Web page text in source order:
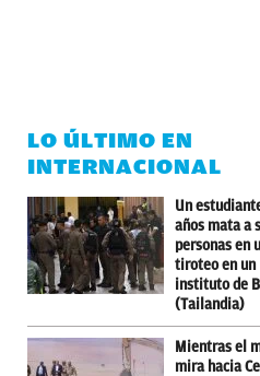
LO ÚLTIMO EN
INTERNACIONAL
Un
años mata a
personas en
tiroteo en un
instituto de
(Tailandia)
Mientras el
mira hacia